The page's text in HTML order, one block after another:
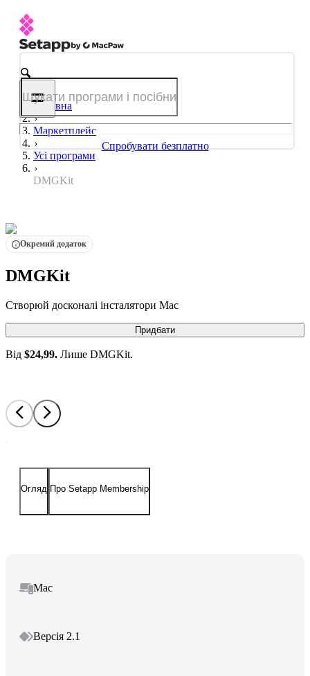
Спробувати безплатно
Головна
Маркетплейс
Усі програми
DMGKit
Окремий додаток
DMGKit
Створюй досконалі інсталятори Mac
Придбати
Від $24,99. Лише DMGKit.
Огляд Про Setapp Membership
Mac
Версія 2.1